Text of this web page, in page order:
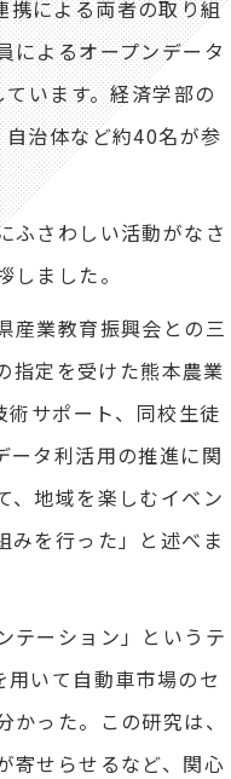
携による両者の取り組
によるオープンデータ
います。経済学部の
治体など約40名が参
ふさわしい活動がなさ
ました。
産業教育振興会との三
指定を受けた熊本農業
サポート、同校生徒
ータ利活用の推進に関
、地域を楽しむイベン
みを行った」と述べま
テーション」というテ
用いて自動車市場のセ
った。この研究は、
寄せらせるなど、関心